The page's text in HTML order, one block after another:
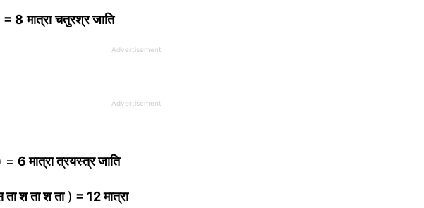
= 8 मात्रा चतुरश्र जाति
Advertisement
Advertisement
= 6 मात्रा त्रयस्त्र जाति
ता श ता श ता) = 12 मात्रा